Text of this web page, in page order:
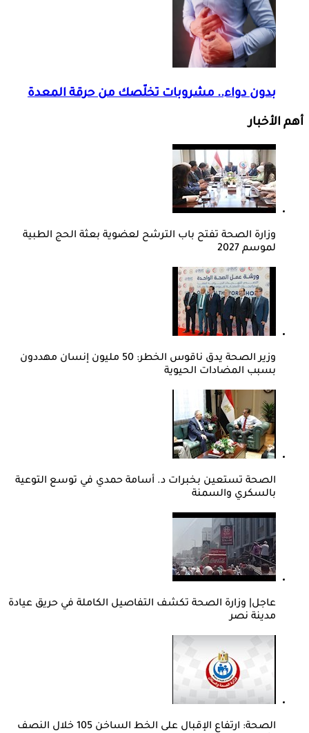
بدون دواء.. مشروبات تخلّصك من حرقة المعدة
أهم الأخبار
وزارة الصحة تفتح باب الترشح لعضوية بعثة الحج الطبية
لموسم 2027
وزير الصحة يدق ناقوس الخطر: 50 مليون إنسان مهددون
بسبب المضادات الحيوية
الصحة تستعين بخبرات د. أسامة حمدي في توسع التوعية
بالسكري والسمنة
عاجل| وزارة الصحة تكشف التفاصيل الكاملة في حريق عيادة
مدينة نصر
الصحة: ارتفاع الإقبال على الخط الساخن 105 خلال النصف